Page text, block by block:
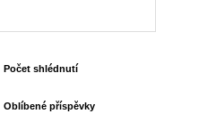
Počet shlédnutí
Oblíbené příspěvky